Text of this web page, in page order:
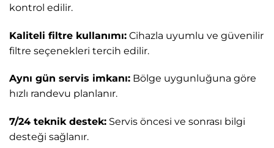
kontrol edilir.
Kaliteli filtre kullanımı: Cihazla uyumlu ve güvenilir
filtre seçenekleri tercih edilir.
Aynı gün servis imkanı: Bölge uygunluğuna göre
hızlı randevu planlanır.
7/24 teknik destek: Servis öncesi ve sonrası bilgi
desteği sağlanır.